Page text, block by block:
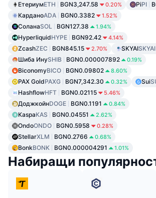
ЕтериумETH BGN3,247.58 0.20% PiPI
КарданоADA BGN0.3382 1.52%
СоланаSOL BGN127.38 1.94%
HyperliquidHYPE BGN92.42 4.14%
ZcashZEC BGN845.15 2.70% SKYAISKYAI
Шиба ИнуSHIB BGN0.000007892 0.19%
BiconomyBICO BGN0.09802 8.60%
PAX GoldPAXG BGN7,342.30 0.32% Sui
HashflowHFT BGN0.02115 5.46%
ДоджкойнDOGE BGN0.1191 0.84%
KaspaKAS BGN0.04551 2.62%
OndoONDO BGN0.5958 0.28%
StellarXLM BGN0.2766 0.68%
BonkBONK BGN0.000004291 1.01%
Набиращи